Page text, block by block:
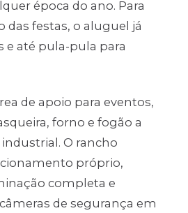
época do ano. Para
das festas, o aluguel já
e até pula-pula para
de apoio para eventos,
forno e fogão a
O rancho
próprio,
completa e
de segurança em